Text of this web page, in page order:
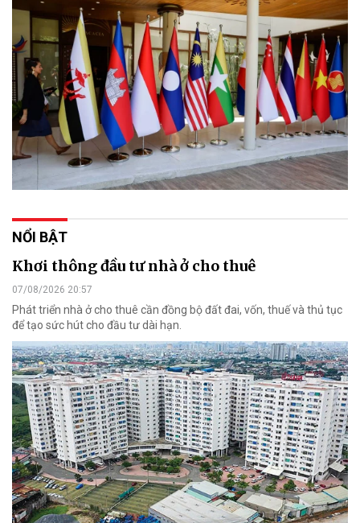
NỔI BẬT
Khơi thông đầu tư nhà ở cho thuê
07/08/2026 20:57
Phát triển nhà ở cho thuê cần đồng bộ đất đai, vốn, thuế và thủ tục
để tạo sức hút cho đầu tư dài hạn.